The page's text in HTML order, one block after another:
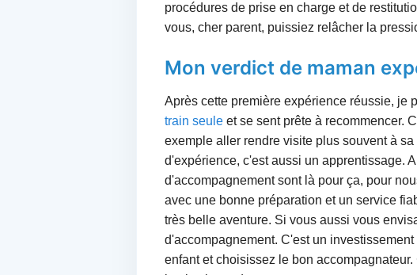
procédures de prise en charge et de
vous, cher parent, puissiez relâcher la
Mon verdict de maman
Après cette première expérience réussie, je
train seule et se sent prête à recommencer.
exemple aller rendre visite plus souvent à sa
d'expérience, c'est aussi un apprentissage.
d'accompagnement sont là pour ça, pour
avec une bonne préparation et un service
très belle aventure. Si vous aussi vous
d'accompagnement. C'est un
enfant et choisissez le bon